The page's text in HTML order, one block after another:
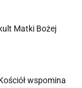
Matki Bożej
wspomina